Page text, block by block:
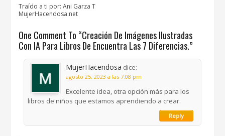
Traído a ti por: Ani Garza T
MujerHacendosa.net
One Comment To “Creación De Imágenes Ilustradas
Con IA Para Libros De Encuentra Las 7 Diferencias.”
MujerHacendosa dice:
agosto 25, 2023 a las 7:08 pm
Excelente idea, otra opción más para los
libros de niños que estamos aprendiendo a crear.
Reply